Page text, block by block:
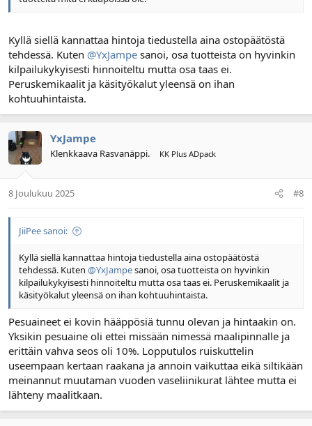
Kyllä siellä kannattaa hintoja tiedustella aina ostopäätöstä
tehdessä. Kuten @YxJampe sanoi, osa tuotteista on hyvinkin
kilpailukykyisesti hinnoiteltu mutta osa taas ei.
Peruskemikaalit ja käsityökalut yleensä on ihan
kohtuuhintaista.
YxJampe
Klenkkaava Rasvanäppi. KK Plus ADpack
8 Joulukuu 2025 #8
JiiPee sanoi:
Kyllä siellä kannattaa hintoja tiedustella aina ostopäätöstä
tehdessä. Kuten @YxJampesanoi, osa tuotteista on hyvinkin
kilpailukykyisesti hinnoiteltu mutta osa taas ei. Peruskemikaalit ja
käsityökalut yleensä on ihan kohtuuhintaista.
Pesuaineet ei kovin hääppösiä tunnu olevan ja hintaakin on.
Yksikin pesuaine oli ettei missään nimessä maalipinnalle ja
erittäin vahva seos oli 10%. Lopputulos ruiskuttelin
useempaan kertaan raakana ja annoin vaikuttaa eikä siltikään
meinannut muutaman vuoden vaseliinikurat lähtee mutta ei
lähteny maalitkaan.